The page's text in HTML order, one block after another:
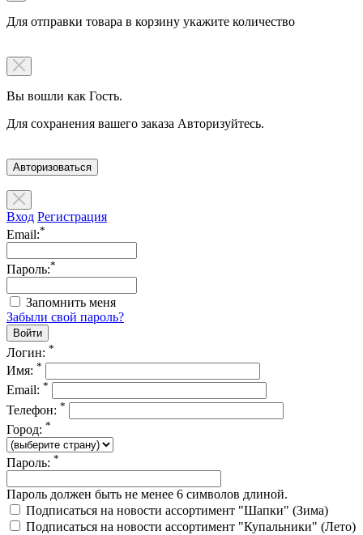
Для отправки товара в корзину укажите количество
Вы вошли как Гость.
Для сохранения вашего заказа Авторизуйтесь.
Авторизоваться
Вход Регистрация
Email:*
Пароль:*
Запомнить меня
Забыли свой пароль?
Логин: *
Имя: *
Email: *
Телефон: *
Город: *
Пароль: *
Пароль должен быть не менее 6 символов длиной.
Подписаться на новости ассортимент "Шапки" (Зима)
Подписаться на новости ассортимент "Купальники" (Лето)